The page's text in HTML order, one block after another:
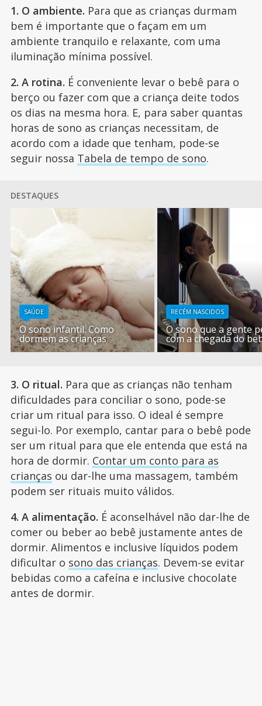
1. O ambiente. Para que as crianças durmam
bem é importante que o façam em um
ambiente tranquilo e relaxante, com uma
iluminação mínima possível.
2. A rotina. É conveniente levar o bebê para o
berço ou fazer com que a criança deite todos
os dias na mesma hora. E, para saber quantas
horas de sono as crianças necessitam, de
acordo com a idade que tenham, pode-se
seguir nossa Tabela de tempo de sono.
DESTAQUES
SAÚDE
O sono infantil. Como
dormem as crianças
RECÉM NASCIDOS
O sono que a gente
com a chegada do
3. O ritual. Para que as crianças não tenham
dificuldades para conciliar o sono, pode-se
criar um ritual para isso. O ideal é sempre
segui-lo. Por exemplo, cantar para o bebê pode
ser um ritual para que ele entenda que está na
hora de dormir. Contar um conto para as
crianças ou dar-lhe uma massagem, também
podem ser rituais muito válidos.
4. A alimentação. É aconselhável não dar-lhe de
comer ou beber ao bebê justamente antes de
dormir. Alimentos e inclusive líquidos podem
dificultar o sono das crianças. Devem-se evitar
bebidas como a cafeína e inclusive chocolate
antes de dormir.